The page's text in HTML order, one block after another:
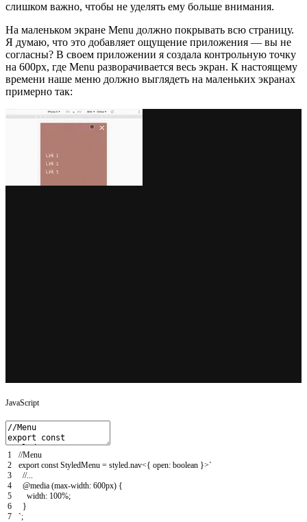
слишком важно, чтобы не уделять ему больше внимания.
На маленьком экране Menu должно покрывать всю страницу.
Я думаю, что это добавляет ощущение приложения — вы не
согласны? В своем приложении я создала контрольную точку
на 600px, где Menu разворачивается весь экран. К настоящему
времени наше меню должно выглядеть на маленьких экранах
примерно так:
JavaScript
1
2
3
4
5
6
7
//Menu
export const StyledMenu = styled nav<{ open: boolean }>`
//...
@media (max-width: 600px) {
width: 100%;
}
`;